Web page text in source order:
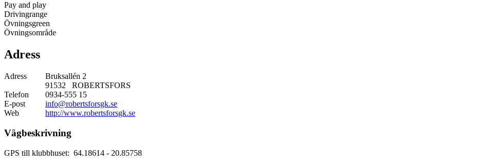
Pay and play
Drivingrange
Övningsgreen
Övningsområde
Adress
Adress
Bruksallén 2
91532 ROBERTSFORS
Telefon
0934-555 15
E-post
info@robertsforsgk.se
Web
http://www.robertsforsgk.se
Vägbeskrivning
GPS till klubbhuset: 64.18614 - 20.85758